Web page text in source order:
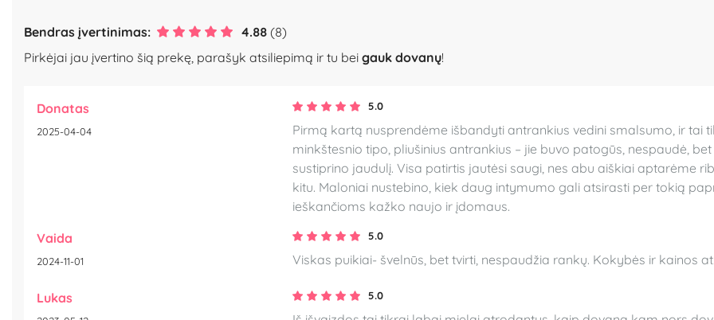
Bendras įvertinimas: 4.88 (8)
Pirkėjai jau įvertino šią prekę, parašyk atsiliepimą ir tu bei gauk dovanų!
Donatas
2025-04-04
5.0
Pirmą kartą nusprendėme išbandyti antrankius vedini smalsumo, ir tai
minkštesnio tipo, pliušinius antrankius – jie buvo patogūs, nespaudė,
sustiprino jaudulį. Visa patirtis jautėsi saugi, nes abu aiškiai aptarėme
kitu. Maloniai nustebino, kiek daug intymumo gali atsirasti per tokią
ieškančioms kažko naujo ir įdomaus.
Vaida
2024-11-01
5.0
Viskas puikiai- švelnūs, bet tvirti, nespaudžia rankų. Kokybės ir kainos
Lukas 5.0